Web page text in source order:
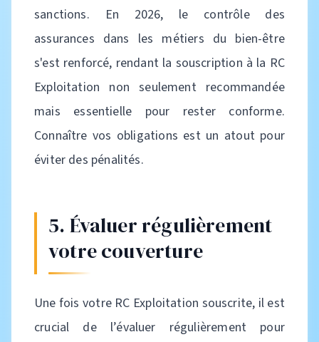
sanctions. En 2026, le contrôle des
assurances dans les métiers du bien-être
s'est renforcé, rendant la souscription à la RC
Exploitation non seulement recommandée
mais essentielle pour rester conforme.
Connaître vos obligations est un atout pour
éviter des pénalités.
5. Évaluer régulièrement
votre couverture
Une fois votre RC Exploitation souscrite, il est
crucial de l’évaluer régulièrement pour